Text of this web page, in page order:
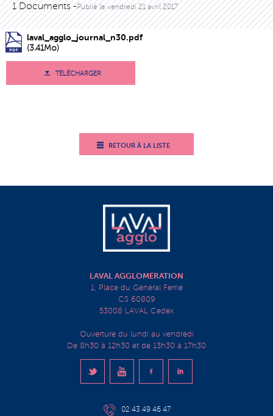
1 Documents -Publié levendredi 21 avril 2017
laval_agglo_journal_n30.pdf
(3.41Mo)
TÉLÉCHARGER
RETOUR À LA LISTE
LAVAL AGGLOMÉRATION
1, Place du Général Ferrié
CS 60809
53008 LAVAL Cedex
Ouverture du lundi au vendredi
De 8h30 à 12h30 et de 13h30 à 17h30
02 43 49 46 47